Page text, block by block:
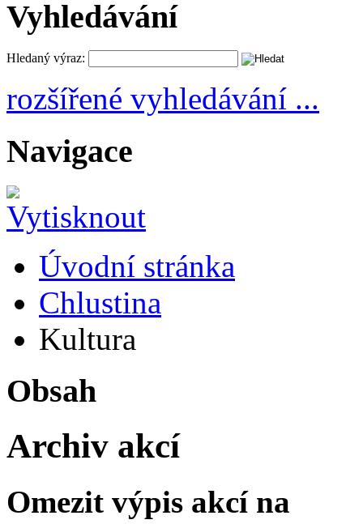
Vyhledávání
Hledaný výraz:
rozšířené vyhledávání ...
Navigace
Úvodní stránka
Chlustina
Kultura
Obsah
Archiv akcí
Omezit výpis akcí na